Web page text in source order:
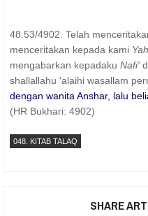
48.53/4902. Telah
menceritakan kepada kami
mengabarkan kepadaku Nafi'
shallallahu 'alaihi wasallam
dengan wanita Anshar, lalu
(HR Bukhari: 4902)
048. KITAB TALAQ
SHARE